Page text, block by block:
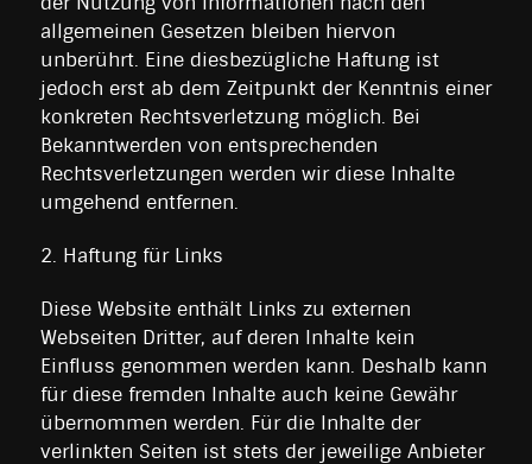
allgemeinen Gesetzen bleiben hiervon
unberührt. Eine diesbezügliche Haftung ist
jedoch erst ab dem Zeitpunkt der Kenntnis einer
konkreten Rechtsverletzung möglich. Bei
Bekanntwerden von entsprechenden
Rechtsverletzungen werden wir diese Inhalte
umgehend entfernen.
2. Haftung für Links
Diese Website enthält Links zu externen
Webseiten Dritter, auf deren Inhalte kein
Einfluss genommen werden kann. Deshalb kann
für diese fremden Inhalte auch keine Gewähr
übernommen werden. Für die Inhalte der
verlinkten Seiten ist stets der jeweilige Anbieter